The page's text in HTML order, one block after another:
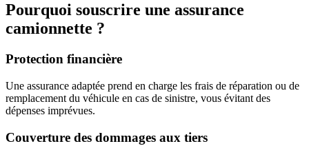
Pourquoi souscrire une assurance
camionnette ?
Protection financière
Une assurance adaptée prend en charge les frais de réparation ou de
remplacement du véhicule en cas de sinistre, vous évitant des
dépenses imprévues.
Couverture des dommages aux tiers